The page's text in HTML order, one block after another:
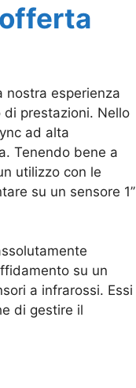
nostra esperienza
prestazioni. Nello
ad alta
Tenendo bene a
utilizzo con le
su un sensore 1’’
su un
a infrarossi. Essi
di gestire il